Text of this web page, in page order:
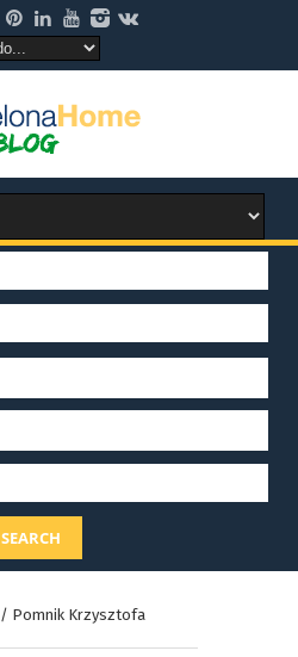
SEARCH
/ Pomnik Krzysztofa